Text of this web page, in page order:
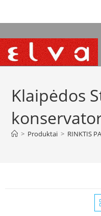
Klaipėdos
> Produktai > RINKTIS